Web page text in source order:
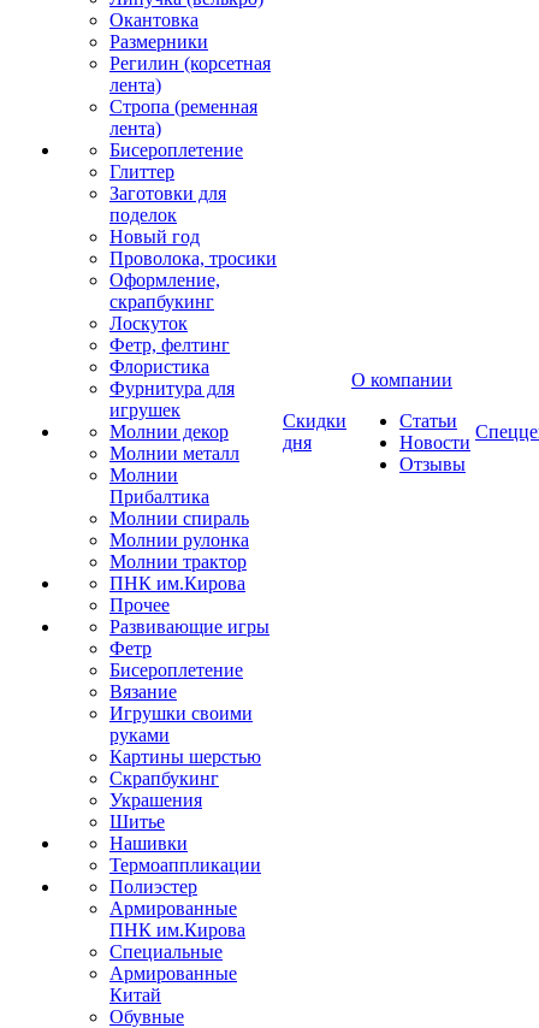
Окантовка
Размерники
Регилин (корсетная
лента)
Стропа (ременная
лента)
Бисероплетение
Глиттер
Заготовки для
поделок
Новый год
Проволока, тросики
Оформление,
скрапбукинг
Лоскуток
Фетр, фелтинг
Флористика
Фурнитура для
игрушек
Молнии декор
Молнии металл
Молнии
Прибалтика
Молнии спираль
Молнии рулонка
Молнии трактор
ПНК им.Кирова
Прочее
Развивающие игры
Фетр
Бисероплетение
Вязание
Игрушки своими
руками
Картины шерстью
Скрапбукинг
Украшения
Шитье
Нашивки
Термоаппликации
Полиэстер
Армированные
ПНК им.Кирова
Специальные
Армированные
Китай
Обувные
Скидки
дня
О компании
Статьи
Новости
Отзывы